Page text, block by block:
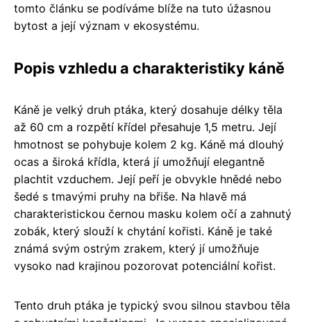
tomto článku se podíváme blíže na tuto úžasnou
bytost a její význam v ekosystému.
Popis vzhledu a charakteristiky káně
Káně je velký druh ptáka, který dosahuje délky těla
až 60 cm a rozpětí křídel přesahuje 1,5 metru. Její
hmotnost se pohybuje kolem 2 kg. Káně má dlouhý
ocas a široká křídla, která jí umožňují elegantně
plachtit vzduchem. Její peří je obvykle hnědé nebo
šedé s tmavými pruhy na břiše. Na hlavě má
charakteristickou černou masku kolem očí a zahnutý
zobák, který slouží k chytání kořisti. Káně je také
známá svým ostrým zrakem, který jí umožňuje
vysoko nad krajinou pozorovat potenciální kořist.
Tento druh ptáka je typický svou silnou stavbou těla